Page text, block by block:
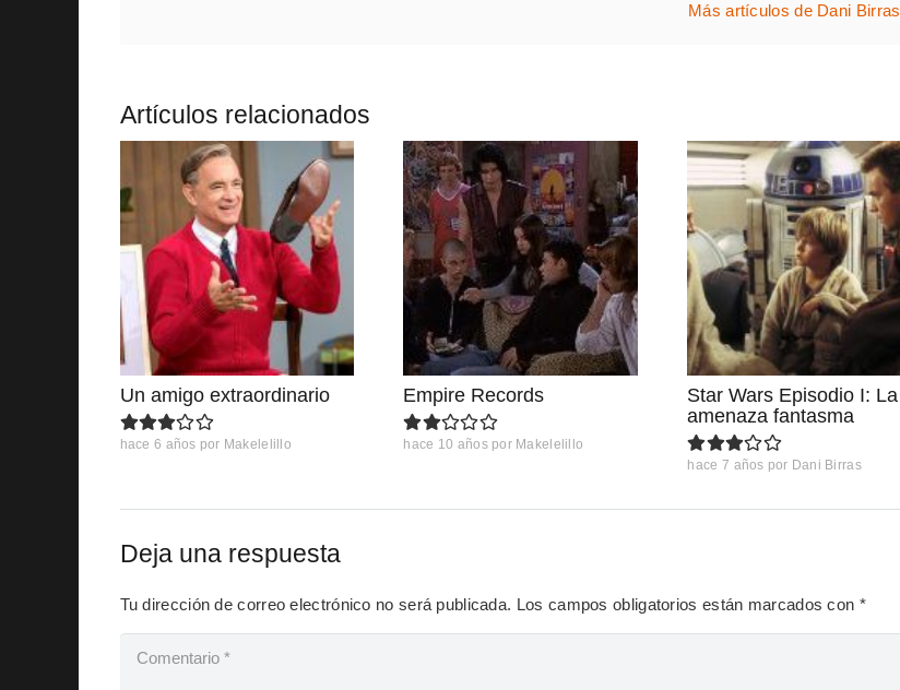
Más artículos de Dani Birras
Artículos relacionados
Un amigo extraordinario
hace 6 años por Makelelillo
Empire Records
hace 10 años por Makelelillo
Star Wars Episodio I: La
amenaza fantasma
hace 7 años por Dani Birras
Deja una respuesta
Tu dirección de correo electrónico no será publicada. Los campos obligatorios están marcados con *